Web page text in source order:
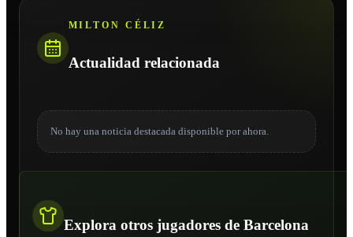
MILTON CÉLIZ
Actualidad relacionada
No hay una noticia destacada disponible por ahora.
Explora otros jugadores de Barcelona